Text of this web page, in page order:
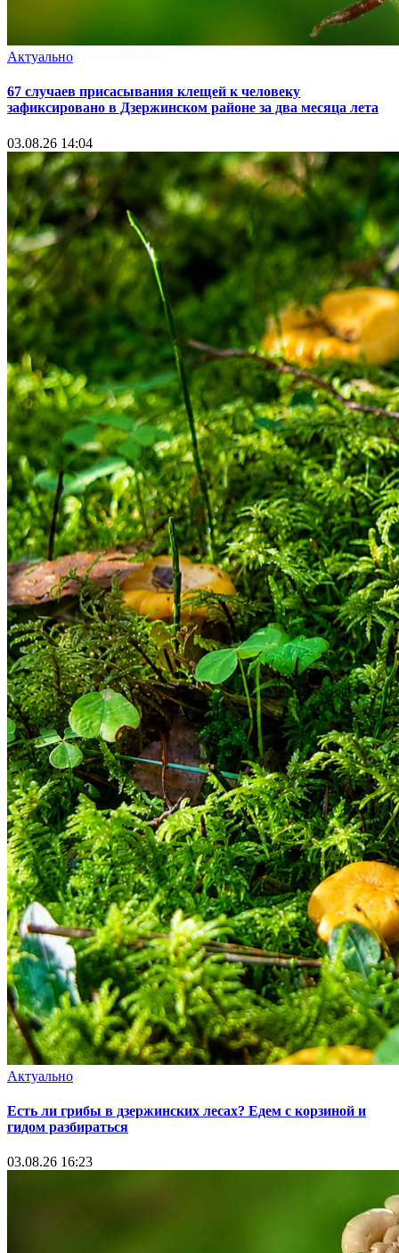
Актуально
67 случаев присасывания клещей к человеку
зафиксировано в Дзержинском районе за два месяца лета
03.08.26 14:04
Актуально
Есть ли грибы в дзержинских лесах? Едем с корзиной и
гидом разбираться
03.08.26 16:23